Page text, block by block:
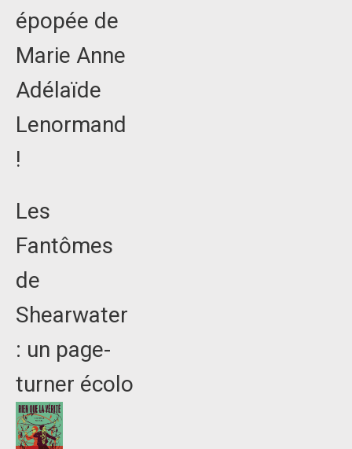
épopée de
Marie Anne
Adélaïde
Lenormand
!
Les
Fantômes
de
Shearwater
: un page-
turner écolo